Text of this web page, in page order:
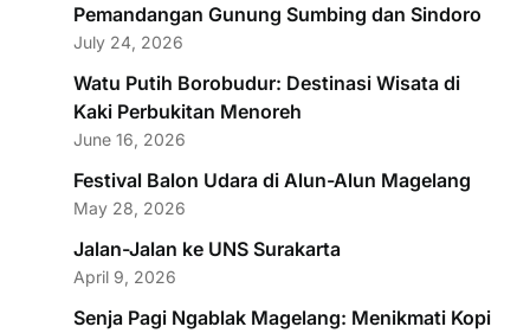
Pemandangan Gunung Sumbing dan Sindoro
July 24, 2026
Watu Putih Borobudur: Destinasi Wisata di
Kaki Perbukitan Menoreh
June 16, 2026
Festival Balon Udara di Alun-Alun Magelang
May 28, 2026
Jalan-Jalan ke UNS Surakarta
April 9, 2026
Senja Pagi Ngablak Magelang: Menikmati Kopi